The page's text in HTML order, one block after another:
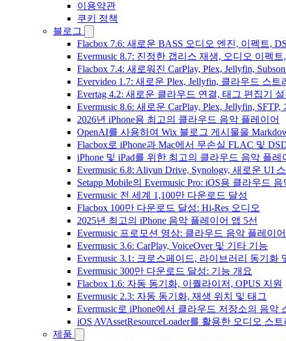
이용약관
쿠키 정책
블로그
Flacbox 7.6: 새로운 BASS 오디오 엔진, 이펙트,
Evermusic 8.7: 진정한 갭리스 재생, 오디오 이펙
Flacbox 7.4: 새로워진 CarPlay, Plex, Jellyfin,
Evervideo 1.7: 새로운 Plex, Jellyfin, 클라우드 스트
Evertag 4.2: 새로운 클라우드 연결, 태그 편집기
Evermusic 8.6: 새로운 CarPlay, Plex, Jellyfin, SFTP,
2026년 iPhone용 최고의 클라우드 음악 플레이어
OpenAI를 사용하여 Wix 블로그 게시물을
Flacbox로 iPhone과 Mac에서 무손실 FLAC 및
iPhone 및 iPad를 위한 최고의 클라우드 음악 플레
Evermusic 6.8: Aliyun Drive, Synology, 새로운 UI
Setapp Mobile의 Evermusic Pro: iOS용 클라우드 음
Evermusic 전 세계 1,100만 다운로드 달성
Flacbox 100만 다운로드 달성: Hi-Res 오디오
2025년 최고의 iPhone 음악 플레이어 앱 5선
Evermusic 프로모션 영상: 클라우드 음악 플레이어
Evermusic 3.6: CarPlay, VoiceOver 및 기타 기능
Evermusic 3.1: 크로스페이드, 라이브러리 동기화
Evermusic 300만 다운로드 달성: 기능 개요
Flacbox 1.6: 자동 동기화, 이퀄라이저, OPUS 지원
Evermusic 2.3: 자동 동기화, 재생 위치 및 태그
Evermusic로 iPhone에서 클라우드 저장소의 음악
iOS AVAssetResourceLoader를 활용한 오디오 스트
제품